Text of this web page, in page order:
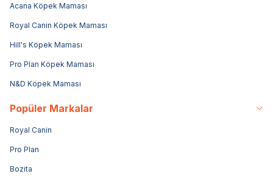
Acana Köpek Maması
Royal Canin Köpek Maması
Hill's Köpek Maması
Pro Plan Köpek Maması
N&D Köpek Maması
Popüler Markalar
Royal Canin
Pro Plan
Bozita